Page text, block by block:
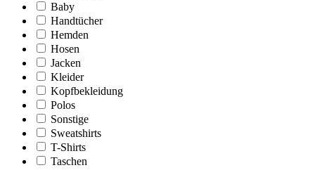
Baby
Handtücher
Hemden
Hosen
Jacken
Kleider
Kopfbekleidung
Polos
Sonstige
Sweatshirts
T-Shirts
Taschen